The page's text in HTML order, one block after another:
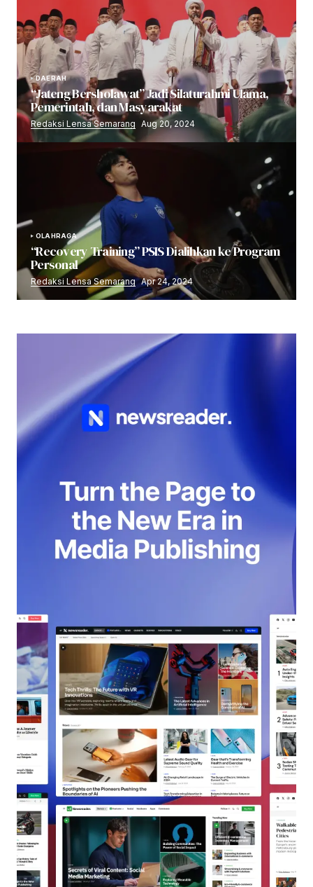
DAERAH
“Jateng Bersholawat” Jadi Silaturahmi Ulama,
Pemerintah, dan Masyarakat
Redaksi Lensa Semarang Aug 20, 2024
OLAHRAGA
“Recovery Training” PSIS Dialihkan ke Program
Personal
Redaksi Lensa Semarang Apr 24, 2024